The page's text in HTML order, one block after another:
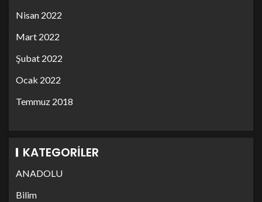
Nisan 2022
Mart 2022
Şubat 2022
Ocak 2022
Temmuz 2018
KATEGORILER
ANADOLU
Bilim